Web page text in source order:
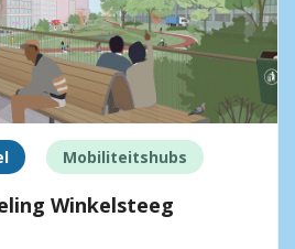
Mobiliteitshubs
Winkelsteeg